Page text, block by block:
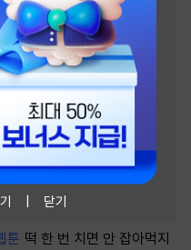
툰 떡 한 번 치면 안 잡아먹지
닫기